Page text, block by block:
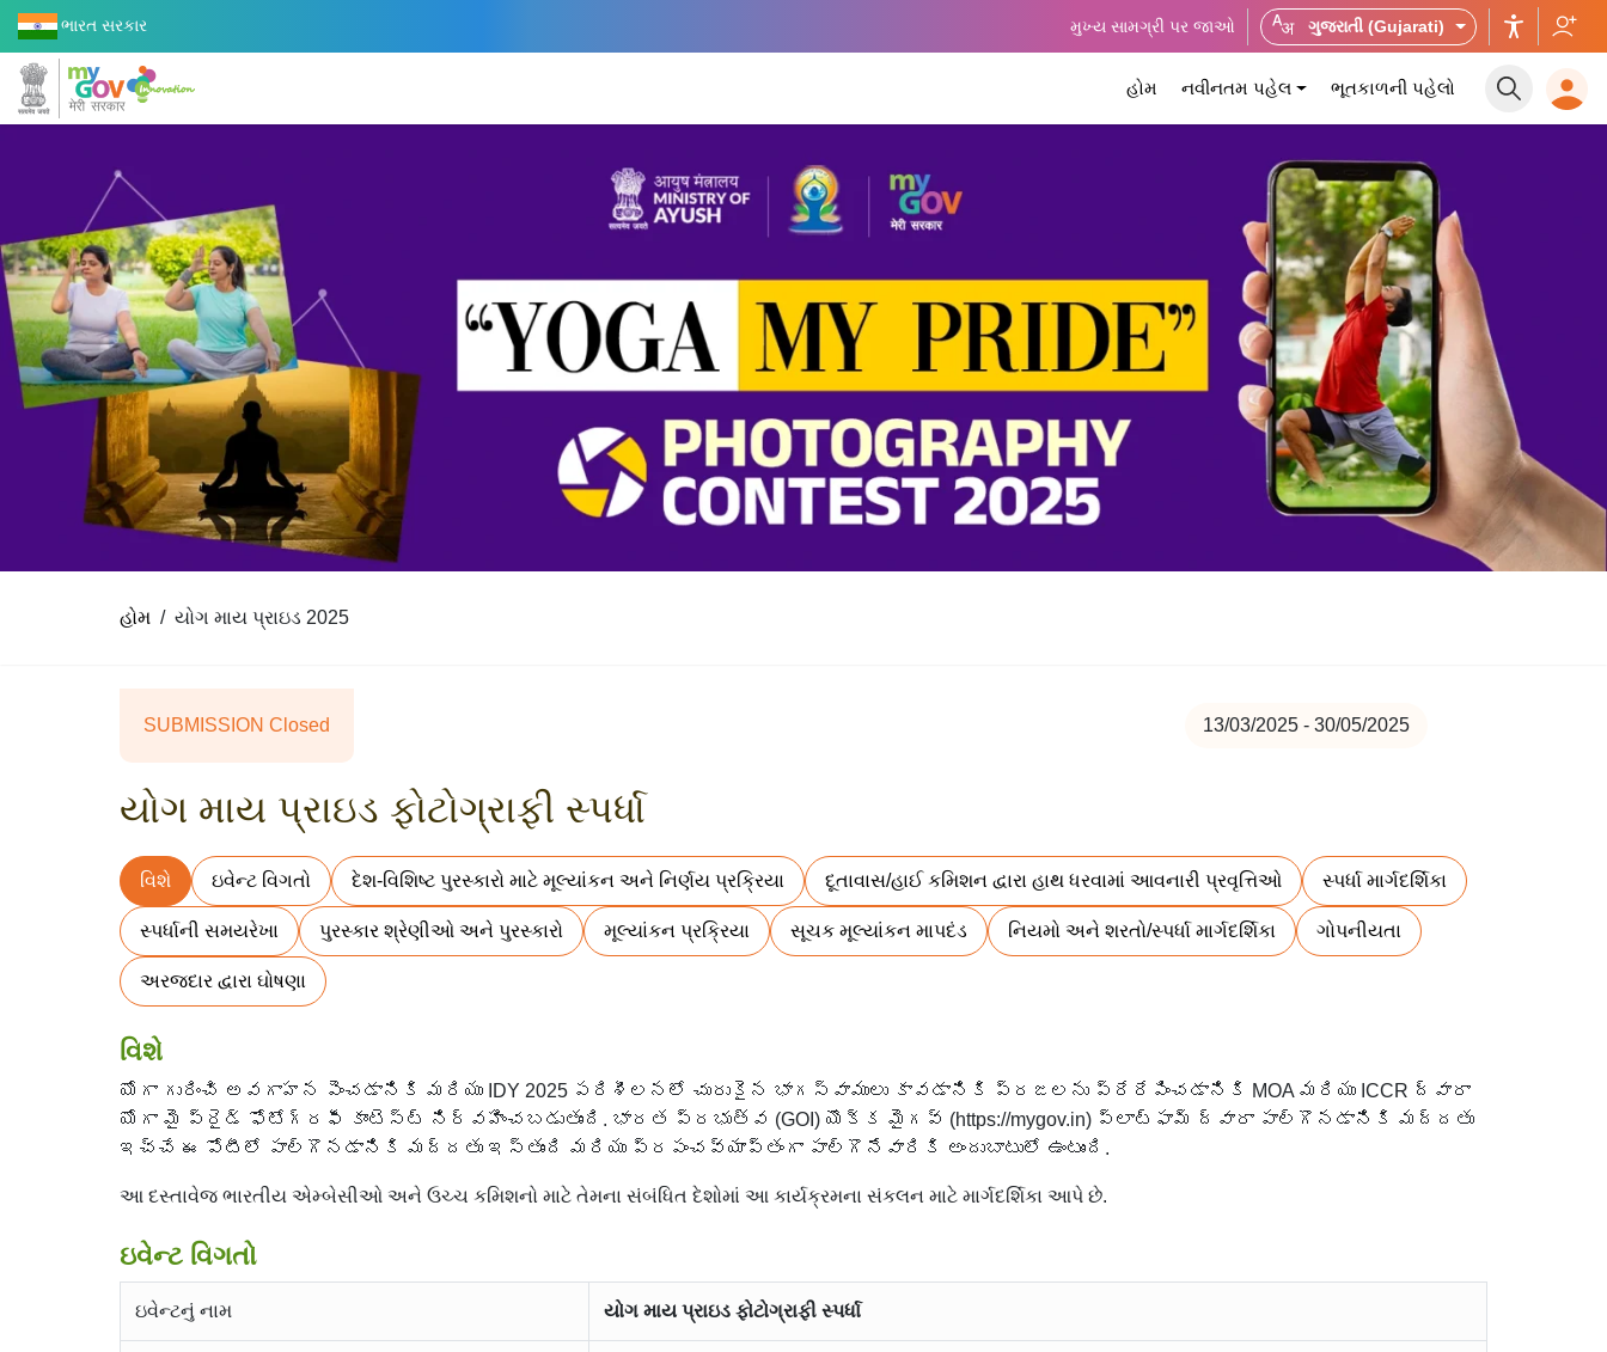
ભારત સરકાર મુખ્ય સામગ્રી પર જાઓ ગુજરાતી (Gujarati)
હોમ નવીનતમ પહેલ ભૂતકાળની પહેલો
હોમ યોગ માય પ્રાઇડ 2025
SUBMISSION Closed 13/03/2025 - 30/05/2025
યોગ માય પ્રાઇડ ફોટોગ્રાફી સ્પર્ધા
વિશે ઇવેન્ટ વિગતો દેશ-વિશિષ્ટ પુરસ્કારો માટે મૂલ્યાંકન અને નિર્ણય પ્રક્રિયા દૂતાવાસ/હાઈ કમિશન દ્વારા હાથ ધરવામાં આવનારી પ્રવૃત્તિઓ સ્પર્ધા માર્ગદર્શિકા
સ્પર્ધાની સમયરેખા પુરસ્કાર શ્રેણીઓ અને પુરસ્કારો મૂલ્યાંકન પ્રક્રિયા સૂચક મૂલ્યાંકન માપદંડ નિયમો અને શરતો/સ્પર્ધા માર્ગદર્શિકા ગોપનીયતા
અરજદાર દ્વારા ઘોષણા
વિશે
యోగా గురించి అవగాహన పెంచడానికి మరియు IDY 2025 పరిశీలనలో చురుకైన భాగస్వాములు కావడానికి ప్రజలను ప్రేరేపించడానికి MOA మరియు ICCR ద్వారా
యోగా మై ప్రైడ్ ఫోటోగ్రఫీ కాంటెస్ట్ నిర్వహించబడుతుంది. భారత ప్రభుత్వ (GOI) యొక్క మైగవ్ (https://mygov.in) ప్లాట్ఫామ్ ద్వారా పాల్గొనడానికి మద్దతు
ఇచ్చే ఈ పోటీలో పాల్గొనడానికి మద్దతు ఇస్తుంది మరియు ప్రపంచవ్యాప్తంగా పాల్గొనేవారికి అందుబాటులో ఉంటుంది.
આ દસ્તાવેજ ભારતીય એમ્બેસીઓ અને ઉચ્ચ કમિશનો માટે તેમના સંબંધિત દેશોમાં આ કાર્યક્રમના સંકલન માટે માર્ગદર્શિકા આપે છે.
ઇવેન્ટ વિગતો
ઇવેન્ટનું નામ યોગ માય પ્રાઇડ ફોટોગ્રાફી સ્પર્ધા